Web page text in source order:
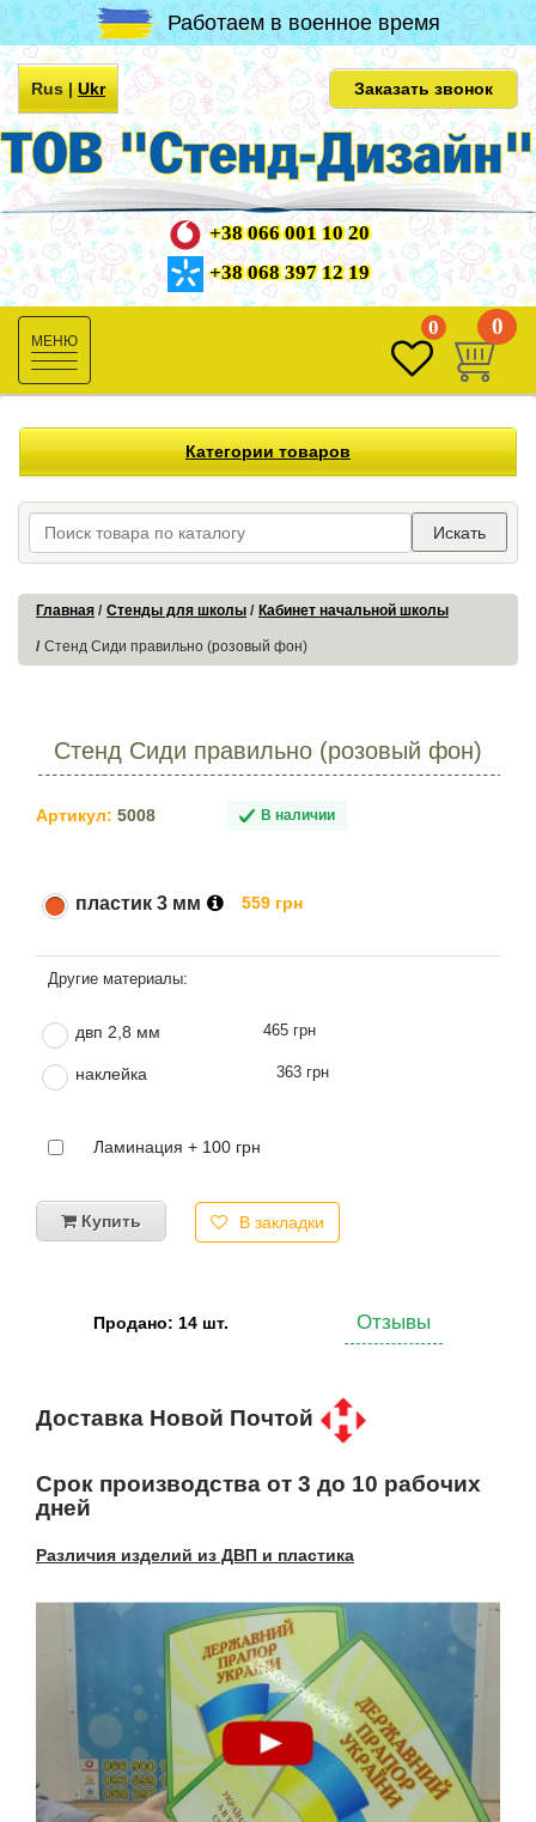
Работаем в военное время
Rus|Ukr Заказать звонок
+38 066 001 10 20
+38 068 397 12 19
Toggle
navigation
0 0
Категории товаров
Искать
Главная Стенды для школы Кабинет начальной школы
Стенд Сиди правильно (розовый фон)
Стенд Сиди правильно (розовый фон)
Артикул: 5008 В наличии
пластик 3 мм 559 грн
двп 2,8 мм 465 грн
наклейка 363 грн
Ламинация + 100 грн
Купить В закладки
Продано: 14 шт. Отзывы
Доставка Новой Почтой
Срок производства от 3 до 10 рабочих
дней
Различия изделий из ДВП и пластика